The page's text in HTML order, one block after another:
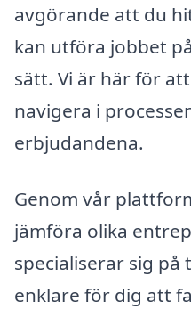
avgörande att du
kan utföra jobbet
sätt. Vi är här för
navigera i
erbjudandena.
Genom vår
jämföra olika
specialiserar sig
enklare för dig att